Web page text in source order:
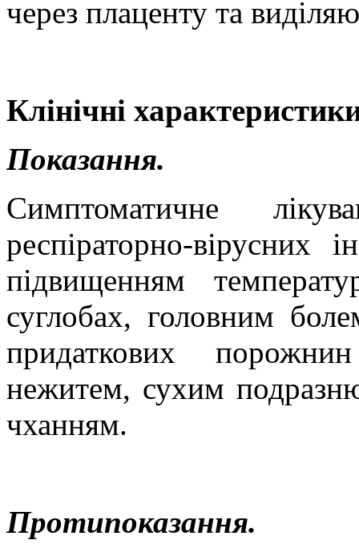
через плаценту та
Клінічні
Показання.
Симптоматичне
респіраторно-вірусних
підвищенням
суглобах, головним
придаткових
нежитем, сухим
чханням.
Протипоказання.